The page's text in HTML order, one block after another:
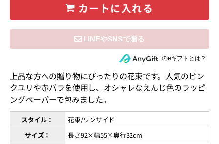
カートに入れる
住所を知らない相手にeギフトで贈るのeギフトとは？
上品な方への贈り物にぴったりの花束です。人気のピン
クユリや赤バラを使用し、オシャレなえんじ色のラッピ
ングペーパーで包みました。
スタイル：
花束/ワンサイド
サイズ：
長さ92×幅55×奥行32cm